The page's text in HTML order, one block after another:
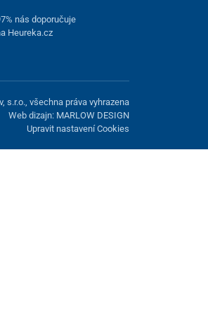
nás doporučuje
Heureka.cz
s.r.o., všechna práva vyhrazena
Web dizajn: MARLOW DESIGN
Upravit nastavení Cookies